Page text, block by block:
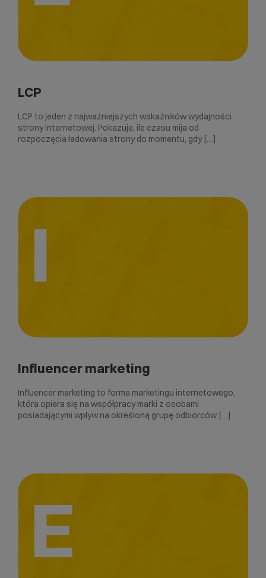
LCP
LCP to jeden z najważniejszych wskaźników wydajności
strony internetowej. Pokazuje, ile czasu mija od
rozpoczęcia ładowania strony do momentu, gdy […]
I
Influencer marketing
Influencer marketing to forma marketingu internetowego,
która opiera się na współpracy marki z osobami
posiadającymi wpływ na określoną grupę odbiorców […]
E